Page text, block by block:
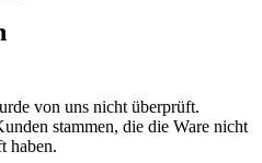
von uns nicht überprüft.
stammen, die die Ware nicht
haben.